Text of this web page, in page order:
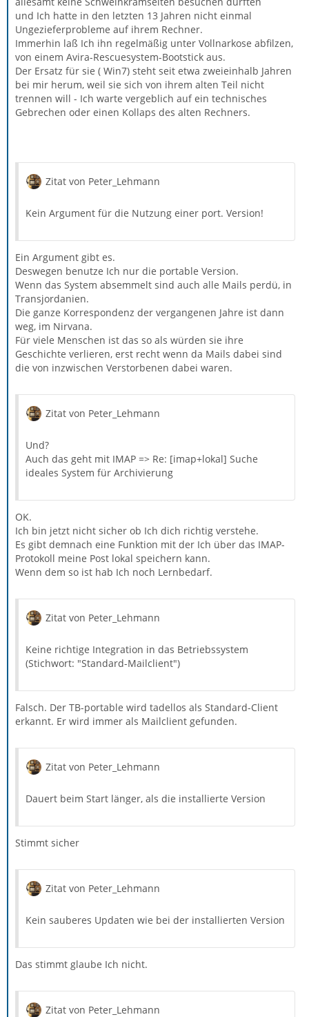
und Ich hatte in den letzten 13 Jahren nicht einmal
Ungezieferprobleme auf ihrem Rechner.
Immerhin laß Ich ihn regelmäßig unter Vollnarkose abfilzen,
von einem Avira-Rescuesystem-Bootstick aus.
Der Ersatz für sie ( Win7) steht seit etwa zweieinhalb Jahren
bei mir herum, weil sie sich von ihrem alten Teil nicht
trennen will - Ich warte vergeblich auf ein technisches
Gebrechen oder einen Kollaps des alten Rechners.
Zitat von Peter_Lehmann
Kein Argument für die Nutzung einer port. Version!
Ein Argument gibt es.
Deswegen benutze Ich nur die portable Version.
Wenn das System absemmelt sind auch alle Mails perdü, in
Transjordanien.
Die ganze Korrespondenz der vergangenen Jahre ist dann
weg, im Nirvana.
Für viele Menschen ist das so als würden sie ihre
Geschichte verlieren, erst recht wenn da Mails dabei sind
die von inzwischen Verstorbenen dabei waren.
Zitat von Peter_Lehmann
Und?
Auch das geht mit IMAP => Re: [imap+lokal] Suche
ideales System für Archivierung
OK.
Ich bin jetzt nicht sicher ob Ich dich richtig verstehe.
Es gibt demnach eine Funktion mit der Ich über das IMAP-
Protokoll meine Post lokal speichern kann.
Wenn dem so ist hab Ich noch Lernbedarf.
Zitat von Peter_Lehmann
Keine richtige Integration in das Betriebssystem
(Stichwort: "Standard-Mailclient")
Falsch. Der TB-portable wird tadellos als Standard-Client
erkannt. Er wird immer als Mailclient gefunden.
Zitat von Peter_Lehmann
Dauert beim Start länger, als die installierte Version
Stimmt sicher
Zitat von Peter_Lehmann
Kein sauberes Updaten wie bei der installierten Version
Das stimmt glaube Ich nicht.
Zitat von Peter_Lehmann